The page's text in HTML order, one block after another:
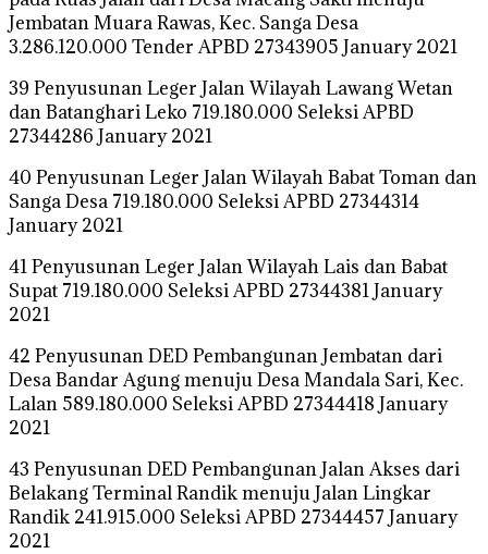
Jembatan Muara Rawas, Kec. Sanga Desa
3.286.120.000 Tender APBD 27343905 January 2021
39 Penyusunan Leger Jalan Wilayah Lawang Wetan
dan Batanghari Leko 719.180.000 Seleksi APBD
27344286 January 2021
40 Penyusunan Leger Jalan Wilayah Babat Toman dan
Sanga Desa 719.180.000 Seleksi APBD 27344314
January 2021
41 Penyusunan Leger Jalan Wilayah Lais dan Babat
Supat 719.180.000 Seleksi APBD 27344381 January
2021
42 Penyusunan DED Pembangunan Jembatan dari
Desa Bandar Agung menuju Desa Mandala Sari, Kec.
Lalan 589.180.000 Seleksi APBD 27344418 January
2021
43 Penyusunan DED Pembangunan Jalan Akses dari
Belakang Terminal Randik menuju Jalan Lingkar
Randik 241.915.000 Seleksi APBD 27344457 January
2021